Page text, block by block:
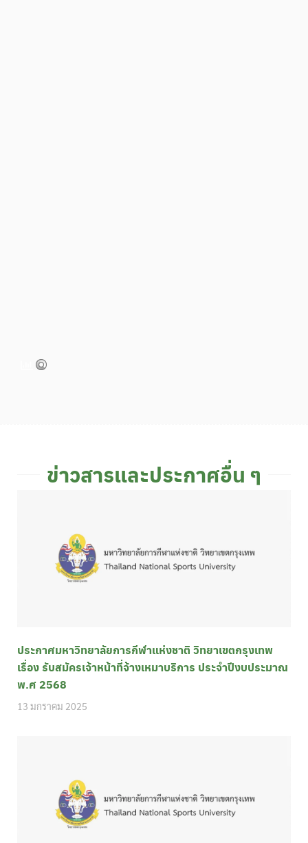
ข่าวสารและประกาศอื่น ๆ
ประกาศมหาวิทยาลัยการกีฬาแห่งชาติ วิทยาเขตกรุงเทพ
เรื่อง รับสมัครเจ้าหน้าที่จ้างเหมาบริการ ประจำปีงบประมาณ
พ.ศ 2568
13 มกราคม 2025